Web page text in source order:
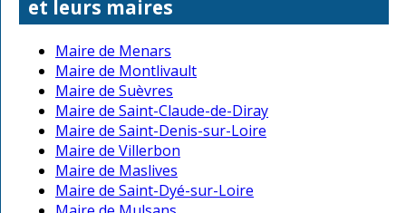
et leurs maires
Maire de Menars
Maire de Montlivault
Maire de Suèvres
Maire de Saint-Claude-de-Diray
Maire de Saint-Denis-sur-Loire
Maire de Villerbon
Maire de Maslives
Maire de Saint-Dyé-sur-Loire